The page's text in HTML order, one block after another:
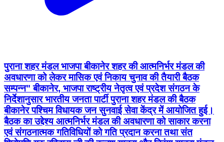
पुराना शहर मंडल भाजपा बीकानेर शहर की आत्मनिर्भर मंडल की
अवधारणा को लेकर मासिक एवं निकाय चुनाव की तैयारी बैठक
सम्पन्न" बीकानेर, भाजपा राष्ट्रीय नेतृत्व एवं प्रदेश संगठन के
निर्देशानुसार भारतीय जनता पार्टी पुराना शहर मंडल की बैठक
बीकानेर पश्चिम विधायक जन सुनवाई सेवा केंद्र में आयोजित हुई।
बैठक का उद्देश्य आत्मनिर्भर मंडल की अवधारणा को साकार करना
एवं संगठनात्मक गतिविधियों को गति प्रदान करना तथा संत